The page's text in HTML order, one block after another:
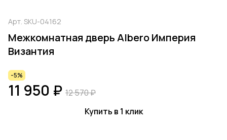
Арт. SKU-04162
Межкомнатная дверь Albero Империя
Византия
-5%
11 950 ₽ 12 570 ₽
Купить в 1 клик